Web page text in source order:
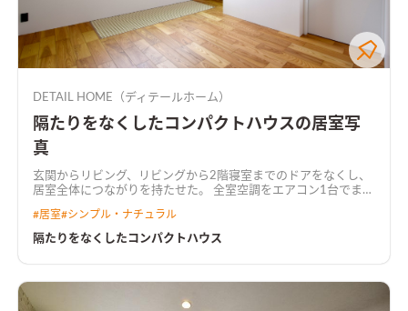
DETAIL HOME（ディテールホーム）
隔たりをなくしたコンパクトハウスの居室写
真
玄関からリビング、リビングから2階寝室までのドアをなくし、
居室全体につながりを持たせた。 全室空調をエアコン1台でまか
確保するため、吹抜けを通じて2階南窓からリビングへ採光。 吹
抜けにグレーチングを置いて足場を設け、採光しながら吹抜けス
#居室#シンプル・ナチュラル
隔たりをなくしたコンパクトハウス